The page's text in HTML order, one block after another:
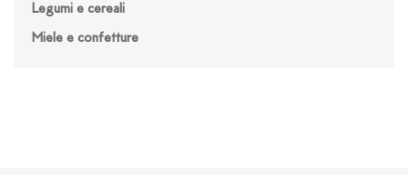
Legumi e cereali
Miele e confetture